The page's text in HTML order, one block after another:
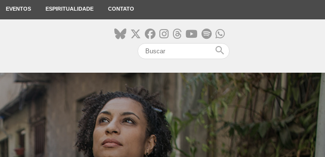
EVENTOS ESPIRITUALIDADE CONTATO
search